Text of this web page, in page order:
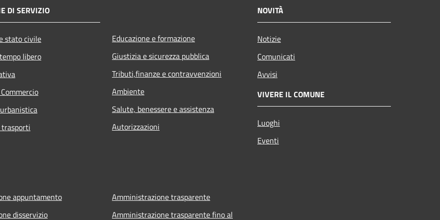
DI SERVIZIO
stato civile
libero
Educazione e formazione
Giustizia e sicurezza pubblica
Tributi,finanze e contravvenzioni
Ambiente
Salute, benessere e assistenza
Autorizzazioni
NOVITÀ
Notizie
Comunicati
Avvisi
VIVERE IL COMUNE
Luoghi
Eventi
appuntamento
disservizio
Amministrazione trasparente
Amministrazione trasparente fino al